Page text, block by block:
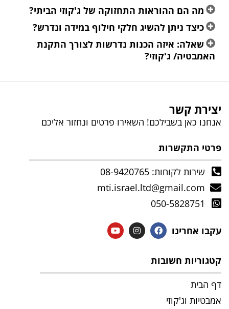
מה הם ההוראות התחזוקה של ג'קוזי הביתי?
כיצד ניתן להשיג חלקי חילוף במידה ונדרש?
שאלה: איזה הכנות נדרשות לצורך התקנת
האמבטיה/ ג'קוזי?
יצירת קשר
אנחנו כאן בשבילכם! השאירו פרטים ונחזור אליכם
פרטי התקשרות
שירות לקוחות: 08-9420765
mti.israel.ltd@gmail.com
050-5828751
עקבו אחרינו
קטגוריות חשובות
דף הבית
אמבטיות וג'קוזי